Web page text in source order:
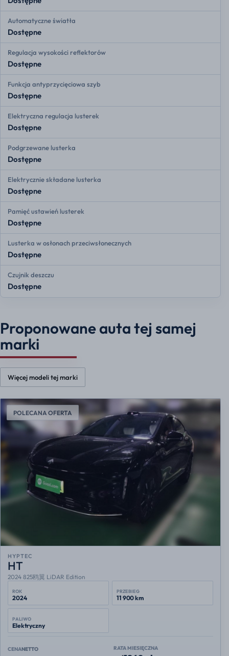
Automatyczne światła
Dostępne
Regulacja wysokości reflektorów
Dostępne
Funkcja antyprzycięciowa szyb
Dostępne
Elektryczna regulacja lusterek
Dostępne
Podgrzewane lusterka
Dostępne
Elektrycznie składane lusterka
Dostępne
Pamięć ustawień lusterek
Dostępne
Lusterka w osłonach przeciwsłonecznych
Dostępne
Czujnik deszczu
Dostępne
Proponowane auta tej samej
marki
Więcej modeli tej marki
POLECANA OFERTA
HYPTEC
HT
2024 825鸥翼 LiDAR Edition
ROK
2024
PRZEBIEG
11 900 km
PALIWO
Elektryczny
CENANETTO RATA MIESIĘCZNA